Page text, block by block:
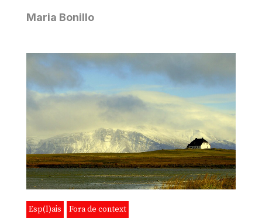
Maria Bonillo
Esp(l)ais Fora de context